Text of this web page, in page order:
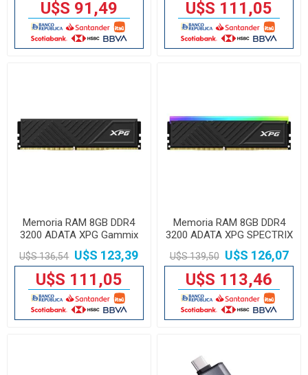
U$S 91,49 U$S 111,05
Memoria RAM 8GB DDR4
3200 ADATA XPG Gammix
D35
U$S 136,54 U$S 123,39
U$S 111,05
Memoria RAM 8GB DDR4
3200 ADATA XPG SPECTRIX
D35G Black
U$S 139,50 U$S 126,07
U$S 113,46